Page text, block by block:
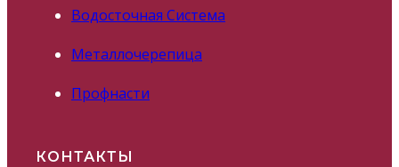
Водосточная Система
Металлочерепица
Профнасти
КОНТАКТЫ